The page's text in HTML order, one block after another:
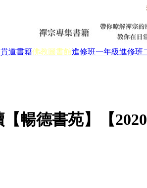
道書籍佛教圖書館進修班一年級進修班
暢德書苑】【